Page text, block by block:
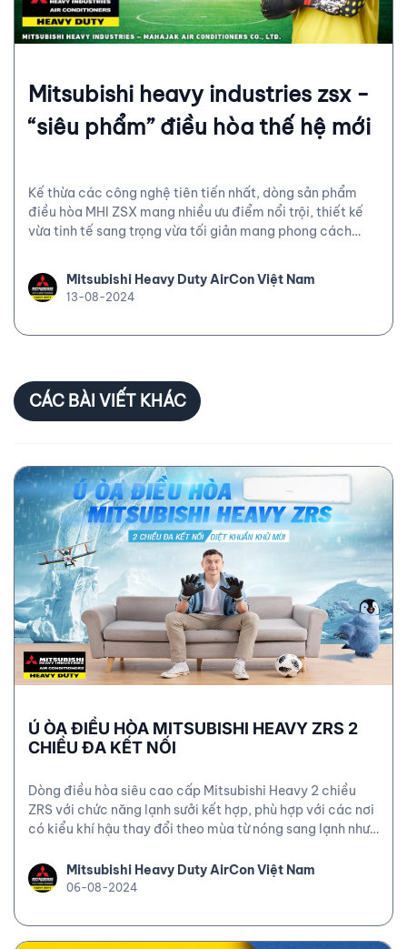
Mitsubishi heavy industries zsx -
“siêu phẩm” điều hòa thế hệ mới
Kế thừa các công nghệ tiên tiến nhất, dòng sản phẩm
điều hòa MHI ZSX mang nhiều ưu điểm nổi trội, thiết kế
vừa tinh tế sang trọng vừa tối giản mang phong cách
hiệu quả sử dụng, tiết kiệm năng lượng tiêu thụ.
Mitsubishi Heavy Duty AirCon Việt Nam
13-08-2024
CÁC BÀI VIẾT KHÁC
Ú ÒA ĐIỀU HÒA MITSUBISHI HEAVY ZRS 2
CHIỀU ĐA KẾT NỐI
Dòng điều hòa siêu cao cấp Mitsubishi Heavy 2 chiều
ZRS với chức năng lạnh sưởi kết hợp, phù hợp với các nơi
có kiểu khí hậu thay đổi theo mùa từ nóng sang lạnh như
nhiều tính năng tiện ích và có thể sử dụng cùng hệ thống
MULTI.
Mitsubishi Heavy Duty AirCon Việt Nam
06-08-2024